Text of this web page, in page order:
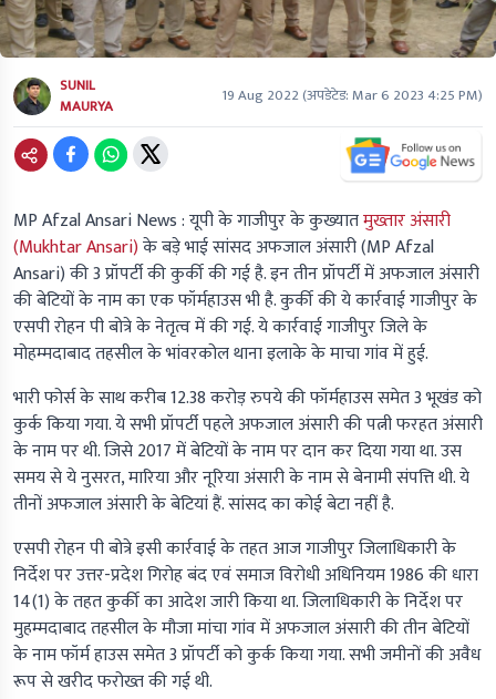
SUNIL
MAURYA
19 Aug 2022(अपडेटेड:Mar 6 2023 4:25 PM)
MP Afzal Ansari News :यूपी के गाजीपुर के कुख्यातमुख्तार अंसारी
(Mukhtar Ansari)के बड़े भाई सांसद अफजाल अंसारी (MP Afzal
Ansari) की 3 प्रॉपर्टी की कुर्की की गई है. इन तीन प्रॉपर्टी में अफजाल अंसारी
की बेटियों के नाम का एक फॉर्महाउस भी है. कुर्की की ये कार्रवाई गाजीपुर के
एसपी रोहन पी बोत्रे के नेतृत्व में की गई. ये कार्रवाई गाजीपुर जिले के
मोहम्मदाबाद तहसील के भांवरकोल थाना इलाके के माचा गांव में हुई.
भारी फोर्स के साथ करीब 12.38 करोड़ रुपये की फॉर्महाउस समेत 3 भूखंड को
कुर्क किया गया. ये सभी प्रॉपर्टी पहले अफजाल अंसारी की पत्नी फरहत अंसारी
के नाम पर थी. जिसे 2017 में बेटियों के नाम पर दान कर दिया गया था. उस
समय से ये नुसरत, मारिया और नूरिया अंसारी के नाम से बेनामी संपत्ति थी. ये
तीनों अफजाल अंसारी के बेटियां हैं. सांसद का कोई बेटा नहीं है.
एसपी रोहन पी बोत्रे इसी कार्रवाई के तहत आज गाजीपुर जिलाधिकारी के
निर्देश पर उत्तर-प्रदेश गिरोह बंद एवं समाज विरोधी अधिनियम 1986 की धारा
14(1) के तहत कुर्की का आदेश जारी किया था. जिलाधिकारी के निर्देश पर
मुहम्मदाबाद तहसील के मौजा मांचा गांव में अफजाल अंसारी की तीन बेटियों
के नाम फॉर्म हाउस समेत 3 प्रॉपर्टी को कुर्क किया गया. सभी जमीनों की अवैध
रूप से खरीद फरोख्त की गई थी.